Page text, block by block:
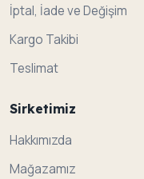
İptal, İade ve Değişim
Kargo Takibi
Teslimat
Sirketimiz
Hakkımızda
Mağazamız